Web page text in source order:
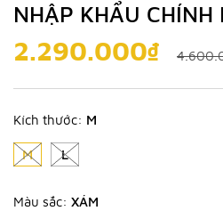
NHẬP KHẨU CHÍNH
2.290.000₫
Kích thước: M
M L
Màu sắc: XÁM